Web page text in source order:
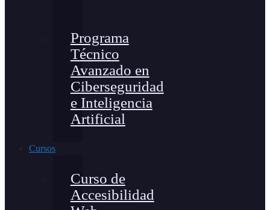
Programa
Técnico
Avanzado en
Ciberseguridad
e Inteligencia
Artificial
Cursos
Curso de
Accesibilidad